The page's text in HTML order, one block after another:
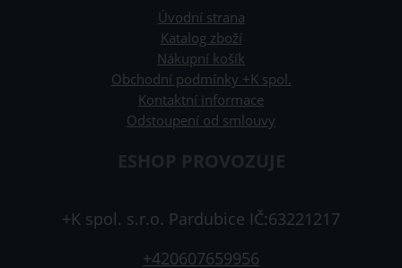
Úvodní strana
Katalog zboží
Nákupní košík
Obchodní podmínky +K spol.
Kontaktní informace
Odstoupení od smlouvy
ESHOP PROVOZUJE
+K spol. s.r.o. Pardubice IČ:63221217
+420607659956